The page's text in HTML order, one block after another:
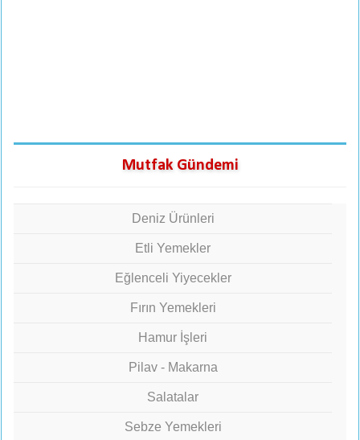
Mutfak Gündemi
Deniz Ürünleri
Etli Yemekler
Eğlenceli Yiyecekler
Fırın Yemekleri
Hamur İşleri
Pilav - Makarna
Salatalar
Sebze Yemekleri